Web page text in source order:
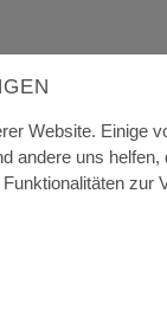
Website. Einige
andere uns helfen,
zur